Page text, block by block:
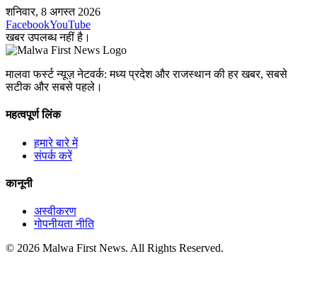
शनिवार, 8 अगस्त 2026
FacebookYouTube
खबर उपलब्ध नहीं है।
मालवा फर्स्ट न्यूज़ नेटवर्क: मध्य प्रदेश और राजस्थान की हर खबर, सबसे
सटीक और सबसे पहले।
महत्वपूर्ण लिंक
हमारे बारे में
संपर्क करें
कानूनी
अस्वीकरण
गोपनीयता नीति
© 2026 Malwa First News. All Rights Reserved.